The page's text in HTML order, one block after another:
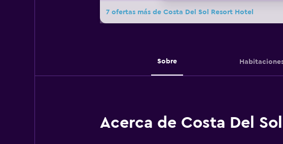
7 ofertas más de Costa Del Sol Resort Hotel
Sobre
Acerca de Costa Del